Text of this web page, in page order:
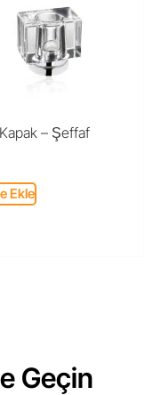
– Şeffaf
Ekle
Geçin